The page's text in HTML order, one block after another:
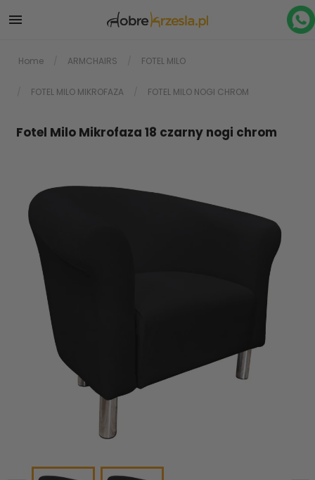

Home ARMCHAIRS FOTEL MILO
FOTEL MILO MIKROFAZA FOTEL MILO NOGI CHROM
Fotel Milo Mikrofaza 18 czarny nogi chrom